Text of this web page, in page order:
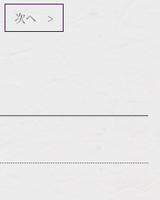
次へ >